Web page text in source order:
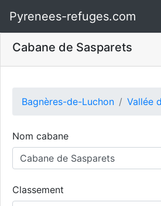
Pyrenees-refuges.com
Cabane de Sasparets
Bagnères-de-Luchon Vallée
Nom cabane
Classement